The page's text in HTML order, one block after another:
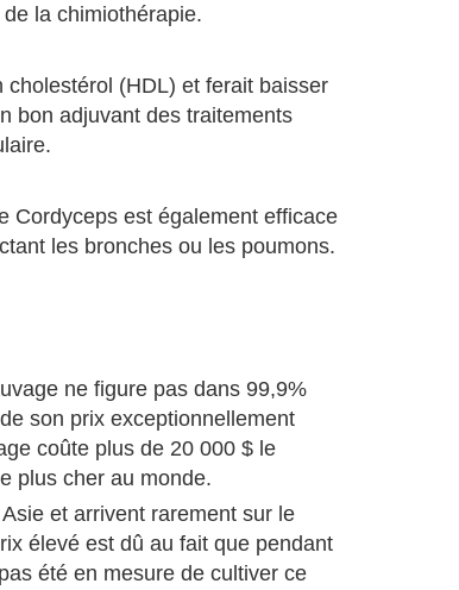
la chimiothérapie.
(HDL) et ferait baisser
bon adjuvant des traitements
Cordyceps est également efficace
les bronches ou les poumons.
ne figure pas dans 99,9%
son prix exceptionnellement
coûte plus de 20 000 $ le
plus cher au monde.
et arrivent rarement sur le
élevé est dû au fait que pendant
été en mesure de cultiver ce